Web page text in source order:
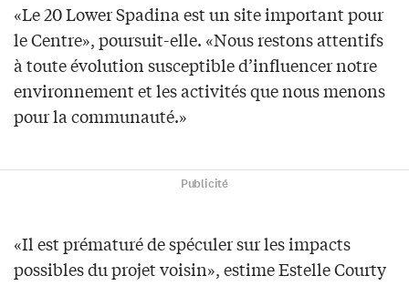
«Le 20 Lower Spadina est un site important pour
le Centre», poursuit-elle. «Nous restons attentifs
à toute évolution susceptible d’influencer notre
environnement et les activités que nous menons
pour la communauté.»
Publicité
«Il est prématuré de spéculer sur les impacts
possibles du projet voisin», estime Estelle Courty